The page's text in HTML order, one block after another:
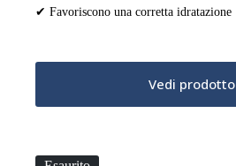
✔ Favoriscono una corretta idratazione
Vedi prodotto